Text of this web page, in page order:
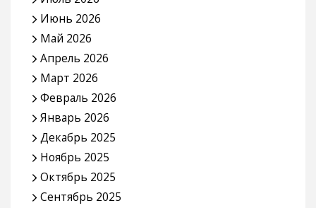
Июнь 2026
Май 2026
Апрель 2026
Март 2026
Февраль 2026
Январь 2026
Декабрь 2025
Ноябрь 2025
Октябрь 2025
Сентябрь 2025